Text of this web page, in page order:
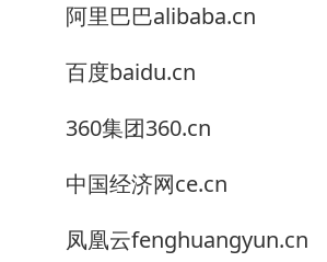
阿里巴巴alibaba.cn
百度baidu.cn
360集团360.cn
中国经济网ce.cn
凤凰云fenghuangyun.cn